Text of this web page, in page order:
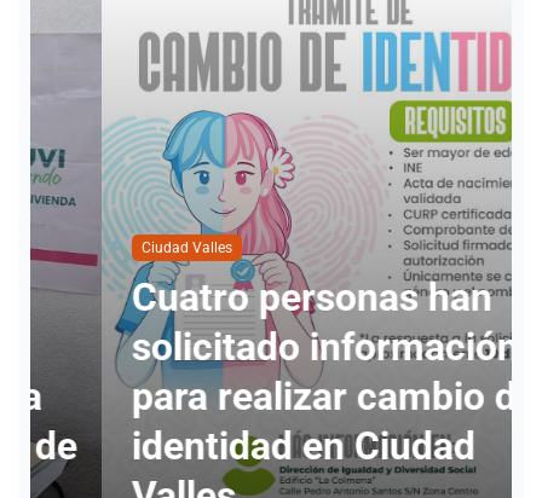
Ciudad Valles
Cuatro personas han
solicitado información
para realizar cambio de
identidad en Ciudad